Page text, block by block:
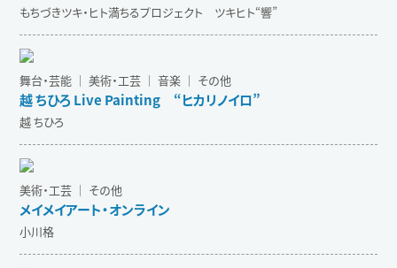
もちづきツキ・ヒト満ちるプロジェクト ツキヒト“響”
舞台・芸能 ｜ 美術・工芸 ｜ 音楽 ｜ その他
越 ちひろ Live Painting “ヒカリノイロ”
越 ちひろ
美術・工芸 ｜ その他
メイメイアート・オンライン
小川格